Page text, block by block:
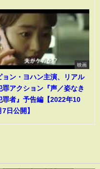
映画
ョン・ヨハン主演、リアル
罪アクション『声／姿なき
罪者』予告編【2022年10
7日公開】